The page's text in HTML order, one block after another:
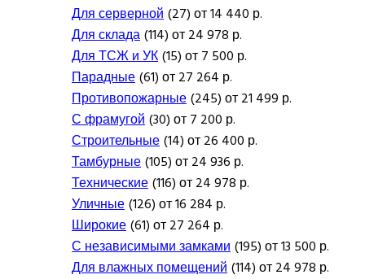
Для серверной(27) от 14 440 р.
Для склада(114) от 24 978 р.
Для ТСЖ и УК(15) от 7 500 р.
Парадные(61) от 27 264 р.
Противопожарные(245) от 21 499 р.
С фрамугой(30) от 7 200 р.
Строительные(14) от 26 400 р.
Тамбурные(105) от 24 936 р.
Технические(116) от 24 978 р.
Уличные(126) от 16 284 р.
Широкие(61) от 27 264 р.
С независимыми замками(195) от 13 500 р.
Для влажных помещений(114) от 24 978 р.